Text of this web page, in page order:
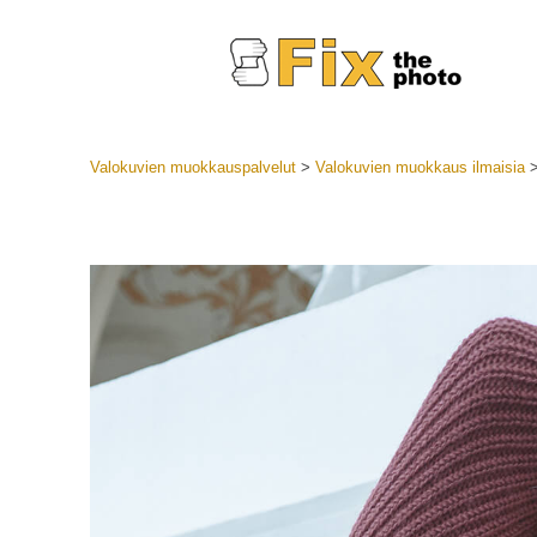
Valokuvien muokkauspalvelut> Valokuvien muokkaus ilmaisia>